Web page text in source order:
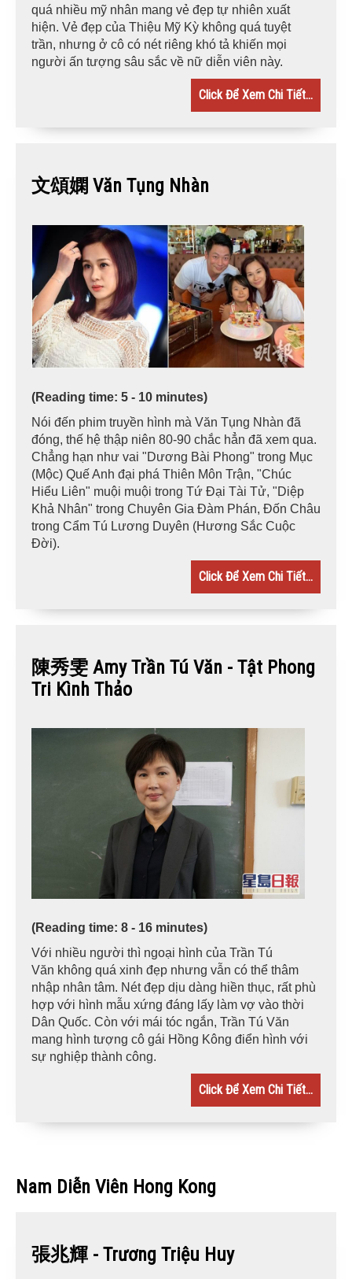
quá nhiều mỹ nhân mang vẻ đẹp tự nhiên xuất
hiện. Vẻ đẹp của Thiệu Mỹ Kỳ không quá tuyệt
trần, nhưng ở cô có nét riêng khó tả khiến mọi
người ấn tượng sâu sắc về nữ diễn viên này.
Click Để Xem Chi Tiết...
文頌嫻 Văn Tụng Nhàn
(Reading time: 5 - 10 minutes)
Nói đến phim truyền hình mà Văn Tụng Nhàn đã
đóng, thế hệ thập niên 80-90 chắc hẳn đã xem qua.
Chẳng hạn như vai "Dương Bài Phong" trong Mục
(Mộc) Quế Anh đại phá Thiên Môn Trận, "Chúc
Hiểu Liên" muội muội trong Tứ Đại Tài Tử, "Diệp
Khả Nhân" trong Chuyên Gia Đàm Phán, Đốn Châu
trong Cẩm Tú Lương Duyên (Hương Sắc Cuộc
Đời).
Click Để Xem Chi Tiết...
陳秀雯 Amy Trần Tú Văn - Tật Phong
Tri Kình Thảo
(Reading time: 8 - 16 minutes)
Với nhiều người thì ngoại hình của Trần Tú
Văn không quá xinh đẹp nhưng vẫn có thể thâm
nhập nhân tâm. Nét đẹp dịu dàng hiền thục, rất phù
hợp với hình mẫu xứng đáng lấy làm vợ vào thời
Dân Quốc. Còn với mái tóc ngắn, Trần Tú Văn
mang hình tượng cô gái Hồng Kông điển hình với
sự nghiệp thành công.
Click Để Xem Chi Tiết...
Nam Diễn Viên Hong Kong
張兆輝 - Trương Triệu Huy